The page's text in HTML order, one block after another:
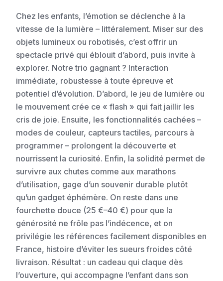
Chez les enfants, l’émotion se déclenche à la
vitesse de la lumière – littéralement. Miser sur des
objets lumineux ou robotisés, c’est offrir un
spectacle privé qui éblouit d’abord, puis invite à
explorer. Notre trio gagnant ? Interaction
immédiate, robustesse à toute épreuve et
potentiel d’évolution. D’abord, le jeu de lumière ou
le mouvement crée ce « flash » qui fait jaillir les
cris de joie. Ensuite, les fonctionnalités cachées –
modes de couleur, capteurs tactiles, parcours à
programmer – prolongent la découverte et
nourrissent la curiosité. Enfin, la solidité permet de
survivre aux chutes comme aux marathons
d’utilisation, gage d’un souvenir durable plutôt
qu’un gadget éphémère. On reste dans une
fourchette douce (25 €–40 €) pour que la
générosité ne frôle pas l’indécence, et on
privilégie les références facilement disponibles en
France, histoire d’éviter les sueurs froides côté
livraison. Résultat : un cadeau qui claque dès
l’ouverture, qui accompagne l’enfant dans son